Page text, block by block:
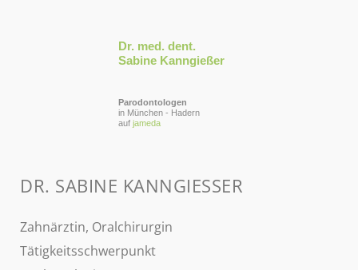
Dr. med. dent.
Sabine Kanngießer
Parodontologen
in München - Hadern
auf jameda
DR. SABINE KANNGIESSER
Zahnärztin, Oralchirurgin
Tätigkeitsschwerpunkt